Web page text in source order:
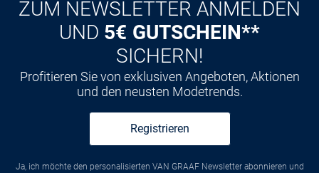
ZUM NEWSLETTER ANMELDEN
UND 5€ GUTSCHEIN**
SICHERN!
Profitieren Sie von exklusiven Angeboten, Aktionen
und den neusten Modetrends.
Registrieren
Ja, ich möchte den personalisierten VAN GRAAF Newsletter abonnieren und